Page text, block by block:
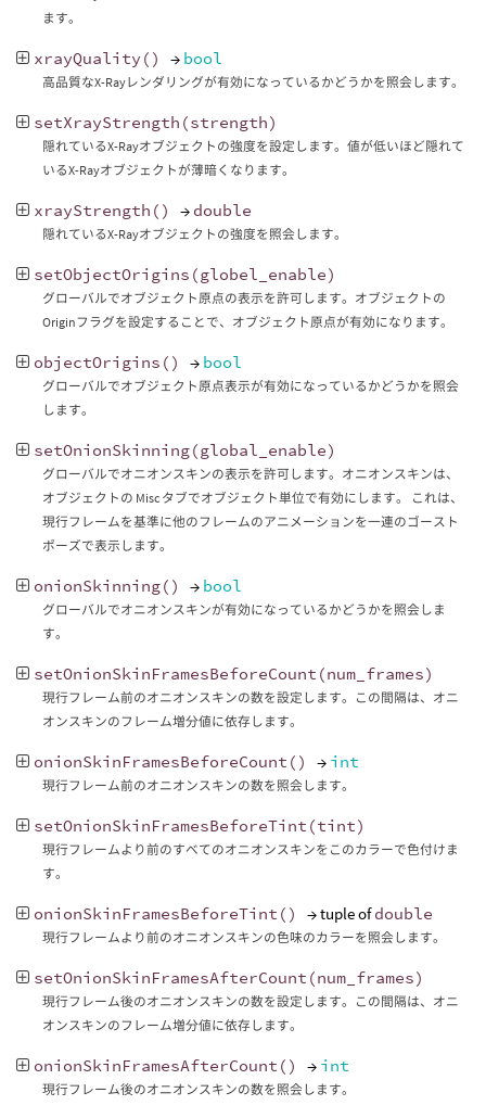
ます。
xrayQuality () → bool
高品質なX-Rayレンダリングが有効になっているかどうかを照会します。
setXrayStrength (strength)
隠れているX-Rayオブジェクトの強度を設定します。値が低いほど隠れて
いるX-Rayオブジェクトが薄暗くなります。
xrayStrength () → double
隠れているX-Rayオブジェクトの強度を照会します。
setObjectOrigins (globel_enable)
グローバルでオブジェクト原点の表示を許可します。オブジェクトの
Originフラグを設定することで、オブジェクト原点が有効になります。
objectOrigins () → bool
グローバルでオブジェクト原点表示が有効になっているかどうかを照会
します。
setOnionSkinning(global_enable)
グローバルでオニオンスキンの表示を許可します。オニオンスキンは、
オブジェクトの Misc タブでオブジェクト単位で有効にします。 これは、
現行フレームを基準に他のフレームのアニメーションを一連のゴースト
ポーズで表示します。
onionSkinning() → bool
グローバルでオニオンスキンが有効になっているかどうかを照会しま
す。
setOnionSkinFramesBeforeCount (num_frames)
現行フレーム前のオニオンスキンの数を設定します。この間隔は、オニ
オンスキンのフレーム増分値に依存します。
onionSkinFramesBeforeCount () → int
現行フレーム前のオニオンスキンの数を照会します。
setOnionSkinFramesBeforeTint (tint)
現行フレームより前のすべてのオニオンスキンをこのカラーで色付けま
す。
onionSkinFramesBeforeTint () → tuple ofdouble
現行フレームより前のオニオンスキンの色味のカラーを照会します。
setOnionSkinFramesAfterCount (num_frames)
現行フレーム後のオニオンスキンの数を設定します。この間隔は、オニ
オンスキンのフレーム増分値に依存します。
onionSkinFramesAfterCount () → int
現行フレーム後のオニオンスキンの数を照会します。